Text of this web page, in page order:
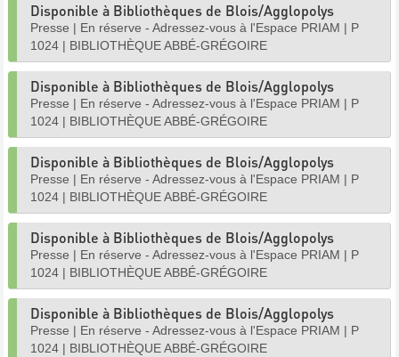
Disponible à Bibliothèques de Blois/Agglopolys
Presse | En réserve - Adressez-vous à l'Espace PRIAM | P
1024 | BIBLIOTHÈQUE ABBÉ-GRÉGOIRE
Disponible à Bibliothèques de Blois/Agglopolys
Presse | En réserve - Adressez-vous à l'Espace PRIAM | P
1024 | BIBLIOTHÈQUE ABBÉ-GRÉGOIRE
Disponible à Bibliothèques de Blois/Agglopolys
Presse | En réserve - Adressez-vous à l'Espace PRIAM | P
1024 | BIBLIOTHÈQUE ABBÉ-GRÉGOIRE
Disponible à Bibliothèques de Blois/Agglopolys
Presse | En réserve - Adressez-vous à l'Espace PRIAM | P
1024 | BIBLIOTHÈQUE ABBÉ-GRÉGOIRE
Disponible à Bibliothèques de Blois/Agglopolys
Presse | En réserve - Adressez-vous à l'Espace PRIAM | P
1024 | BIBLIOTHÈQUE ABBÉ-GRÉGOIRE